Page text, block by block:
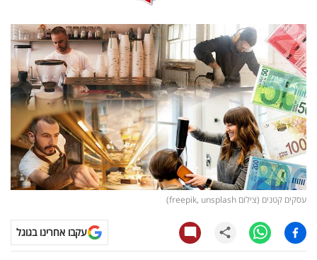
דעות
רכילות
עסקית
קריפטו
ויראלי
טלוויזיה
עסקי
ספורט
עסקים קטנים (צילום freepik, unsplash)
עקבו אחרינו בגוגל